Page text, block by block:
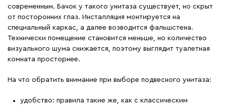
современным. Бачок у такого унитаза существует, но скрыт
от посторонних глаз. Инсталляция монтируется на
специальный каркас, а далее возводится фальшстена.
Технически помещение становится меньше, но количество
визуального шума снижается, поэтому выглядит туалетная
комната просторнее.
На что обратить внимание при выборе подвесного унитаза:
удобство: правила такие же, как с классическим